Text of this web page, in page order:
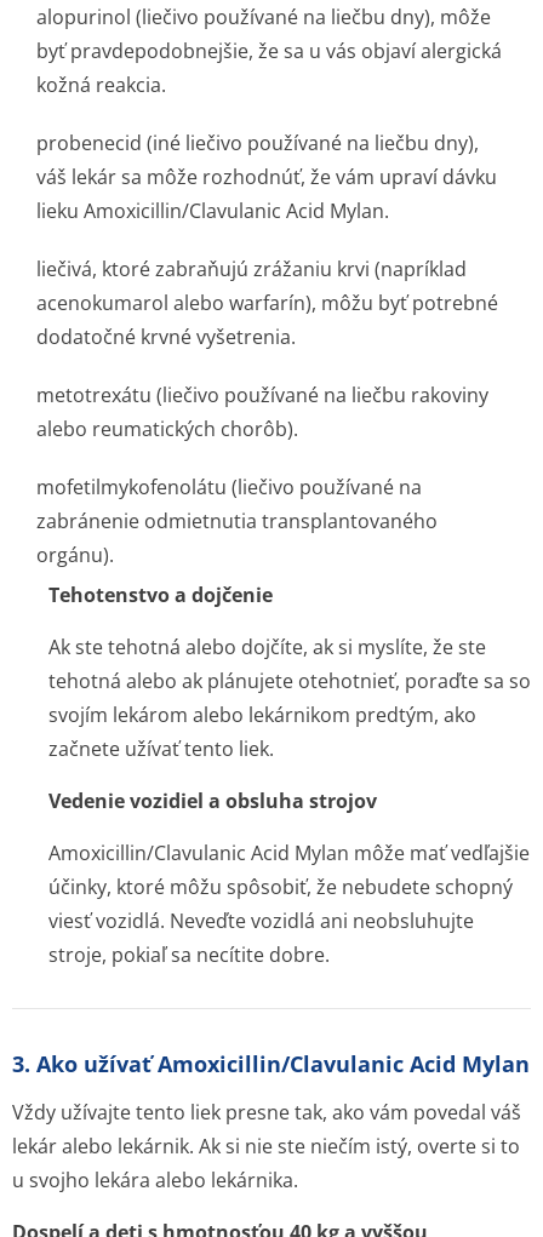
alopurinol (liečivo používané na liečbu dny), môže
byť pravdepodobnejšie, že sa u vás objaví alergická
kožná reakcia.
probenecid (iné liečivo používané na liečbu dny),
váš lekár sa môže rozhodnúť, že vám upraví dávku
lieku Amoxicillin/Cla­vulanic Acid Mylan.
liečivá, ktoré zabraňujú zrážaniu krvi (napríklad
acenokumarol alebo warfarín), môžu byť potrebné
dodatočné krvné vyšetrenia.
metotrexátu (liečivo používané na liečbu rakoviny
alebo reumatických chorôb).
mofetilmykofenolátu (liečivo používané na
zabránenie odmietnutia transplantovaného
orgánu).
Tehotenstvo a dojčenie
Ak ste tehotná alebo dojčíte, ak si myslíte, že ste
tehotná alebo ak plánujete otehotnieť, poraďte sa so
svojím lekárom alebo lekárnikom predtým, ako
začnete užívať tento liek.
Vedenie vozidiel a obsluha strojov
Amoxicillin/Cla­vulanic Acid Mylan môže mať vedľajšie
účinky, ktoré môžu spôsobiť, že nebudete schopný
viesť vozidlá. Neveďte vozidlá ani neobsluhujte
stroje, pokiaľ sa necítite dobre.
3. Ako užívať Amoxicillin/Clavulanic Acid Mylan
Vždy užívajte tento liek presne tak, ako vám povedal váš
lekár alebo lekárnik. Ak si nie ste niečím istý, overte si to
u svojho lekára alebo lekárnika.